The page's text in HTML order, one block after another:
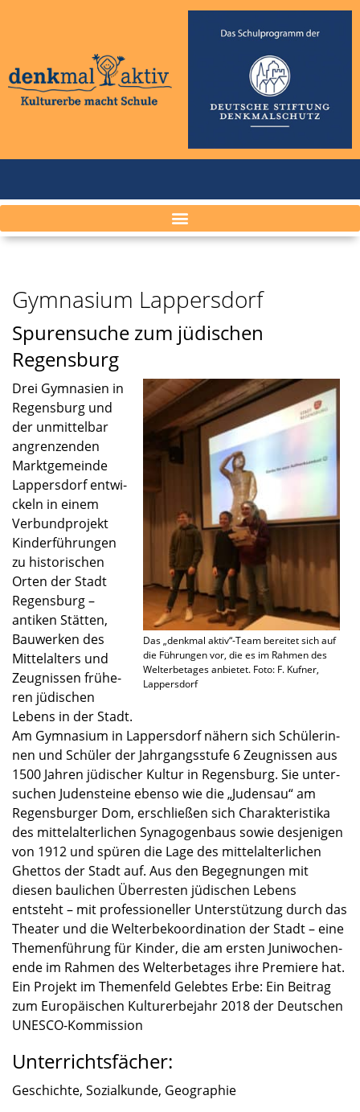
Gymnasium Lappersdorf
Spurensuche zum jüdischen
Regensburg
Das „denkmal aktiv“-Team berei­tet sich auf
die Führun­gen vor, die es im Rahmen des
Welterbe­ta­ges anbie­tet. Foto: F. Kufner,
Lappers­dorf
Drei Gymna­sien in
Regens­burg und
der unmit­tel­bar
angren­zen­den
Markt­ge­meinde
Lappers­dorf entwi­
ckeln in einem
Verbund­pro­jekt
Kinder­füh­run­gen
zu histo­ri­schen
Orten der Stadt
Regens­burg –
antiken Stätten,
Bauwer­ken des
Mittel­al­ters und
Zeugnis­sen frühe­
ren jüdischen
Lebens in der Stadt.
Am Gymna­sium in Lappers­dorf nähern sich Schüle­rin­
nen und Schüler der Jahrgangs­stufe 6 Zeugnis­sen aus
1500 Jahren jüdischer Kultur in Regens­burg. Sie unter­
su­chen Juden­steine ebenso wie die „Juden­sau“ am
Regens­bur­ger Dom, erschlie­ßen sich Charak­te­ris­tika
des mittel­al­ter­li­chen Synago­gen­baus sowie desje­ni­gen
von 1912 und spüren die Lage des mittel­al­ter­li­chen
Ghettos der Stadt auf. Aus den Begeg­nun­gen mit
diesen bauli­chen Überres­ten jüdischen Lebens
entsteht – mit profes­sio­nel­ler Unter­stüt­zung durch das
Theater und die Welterbe­ko­or­di­na­tion der Stadt – eine
Themen­füh­rung für Kinder, die am ersten Juniwo­chen­
ende im Rahmen des Welterbe­ta­ges ihre Premiere hat.
Ein Projekt im Themen­feld Geleb­tes Erbe: Ein Beitrag
zum Europäi­schen Kultur­er­be­jahr 2018 der Deutschen
UNESCO-Kommission
Unterrichtsfächer:
Geschichte, Sozial­kunde, Geogra­phie